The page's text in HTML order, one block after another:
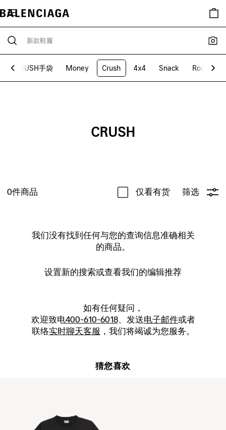
CRUSH手袋 Money Crush 4x4 Snack Rodeo
CRUSH
0件商品 仅看有货 筛选
我们没有找到任何与您的查询信息准确相关
的商品。
设置新的搜索或查看我们的编辑推荐
如有任何疑问，
欢迎致电400-610-6018、发送电子邮件或者
联络实时聊天客服 ，我们将竭诚为您服务。
猜您喜欢